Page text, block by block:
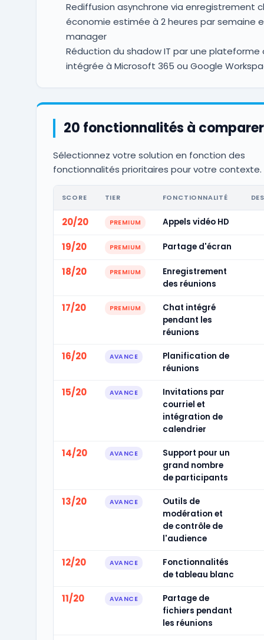
Rediffusion asynchrone via enregistrement
économie estimée à 2 heures par semaine
manager
Réduction du shadow IT par une plateforme
intégrée à Microsoft 365 ou Google
20 fonctionnalités à comparer
Sélectionnez votre solution en fonction des
fonctionnalités prioritaires pour votre contexte.
SCORE TIER FONCTIONNALITÉ
20/20 PREMIUM Appels vidéo HD
19/20 PREMIUM Partage d'écran
18/20 PREMIUM
Enregistrement
des réunions
17/20 PREMIUM
Chat intégré
pendant les
réunions
16/20 AVANCE
Planification de
réunions
15/20 AVANCE
Invitations par
courriel et
intégration de
calendrier
14/20 AVANCE
Support pour un
grand nombre
de participants
13/20 AVANCE
Outils de
modération et
de contrôle de
l'audience
12/20 AVANCE
Fonctionnalités
de tableau blanc
11/20 AVANCE
Partage de
fichiers pendant
les réunions